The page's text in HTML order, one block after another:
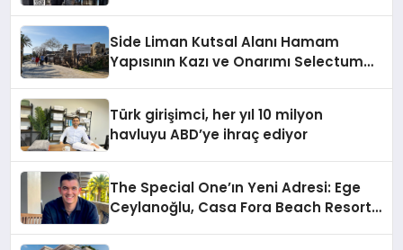
Side Liman Kutsal Alanı Hamam
Yapısının Kazı ve Onarımı Selectum
Türk girişimci, her yıl 10 milyon
havluyu ABD’ye ihraç ediyor
The Special One’ın Yeni Adresi: Ege
Ceylanoğlu, Casa Fora Beach Resort